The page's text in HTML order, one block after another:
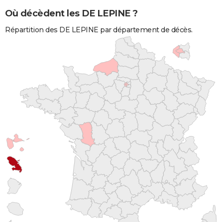
Où décèdent les DE LEPINE ?
Répartition des DE LEPINE par département de décès.